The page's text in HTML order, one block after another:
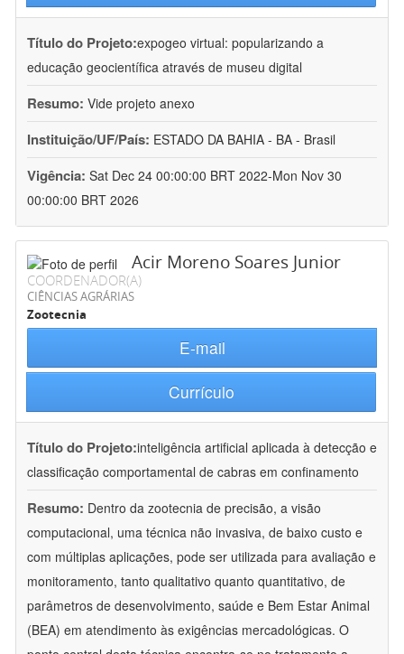
Título do Projeto:expogeo virtual: popularizando a
educação geocientífica através de museu digital
Resumo: Vide projeto anexo
Instituição/UF/País: ESTADO DA BAHIA - BA - Brasil
Vigência: Sat Dec 24 00:00:00 BRT 2022-Mon Nov 30
00:00:00 BRT 2026
Acir Moreno Soares Junior
COORDENADOR(A)
CIÊNCIAS AGRÁRIAS
Zootecnia
E-mail
Currículo
Título do Projeto:inteligência artificial aplicada à detecção e
classificação comportamental de cabras em confinamento
Resumo: Dentro da zootecnia de precisão, a visão
computacional, uma técnica não invasiva, de baixo custo e
com múltiplas aplicações, pode ser utilizada para avaliação e
monitoramento, tanto qualitativo quanto quantitativo, de
parâmetros de desenvolvimento, saúde e Bem Estar Animal
(BEA) em atendimento às exigências mercadológicas. O